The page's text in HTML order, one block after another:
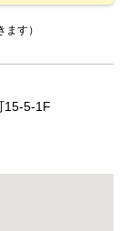
す）
15-5-1F